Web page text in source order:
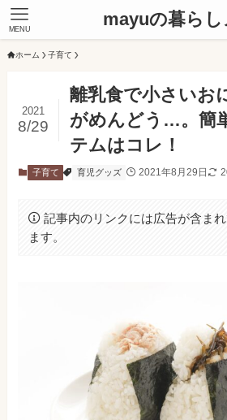
mayuの暮らし
MENU
ホーム 子育て
離乳食で小さいお
がめんどう…。簡
テムはコレ！
2021
8/29
子育て 育児グッズ 2021年8月29日
記事内のリンクには広告が含ま
ます。